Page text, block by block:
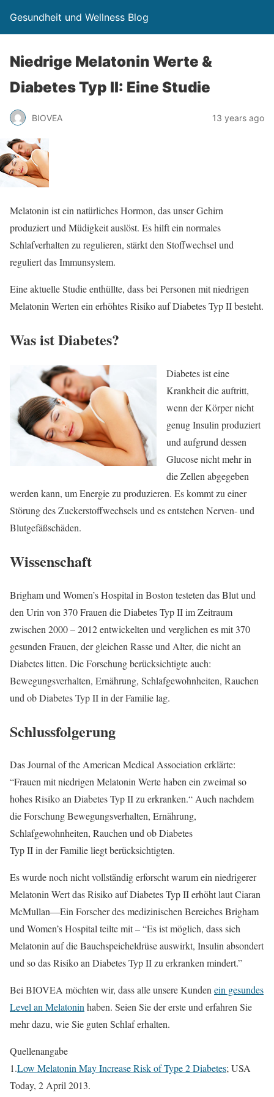
Gesundheit und Wellness Blog
Niedrige Melatonin Werte &
Diabetes Typ II: Eine Studie
BIOVEA 13 years ago
Melatonin ist ein natürliches Hormon, das unser Gehirn
produziert und Müdigkeit auslöst. Es hilft ein normales
Schlafverhalten zu regulieren, stärkt den Stoffwechsel und
reguliert das Immunsystem.
Eine aktuelle Studie enthüllte, dass bei Personen mit niedrigen
Melatonin Werten ein erhöhtes Risiko auf Diabetes Typ II besteht.
Was ist Diabetes?
Diabetes ist eine
Krankheit die auftritt,
wenn der Körper nicht
genug Insulin produziert
und aufgrund dessen
Glucose nicht mehr in
die Zellen abgegeben
werden kann, um Energie zu produzieren. Es kommt zu einer
Störung des Zuckerstoffwechsels und es entstehen Nerven- und
Blutgefäßschäden.
Wissenschaft
Brigham und Women’s Hospital in Boston testeten das Blut und
den Urin von 370 Frauen die Diabetes Typ II im Zeitraum
zwischen 2000 – 2012 entwickelten und verglichen es mit 370
gesunden Frauen, der gleichen Rasse und Alter, die nicht an
Diabetes litten. Die Forschung berücksichtigte auch:
Bewegungsverhalten, Ernährung, Schlafgewohnheiten, Rauchen
und ob Diabetes Typ II in der Familie lag.
Schlussfolgerung
Das Journal of the American Medical Association erklärte:
“Frauen mit niedrigen Melatonin Werte haben ein zweimal so
hohes Risiko an Diabetes Typ II zu erkranken.“ Auch nachdem
die Forschung Bewegungsverhalten, Ernährung,
Schlafgewohnheiten, Rauchen und ob Diabetes
Typ II in der Familie liegt berücksichtigten.
Es wurde noch nicht vollständig erforscht warum ein niedrigerer
Melatonin Wert das Risiko auf Diabetes Typ II erhöht laut Ciaran
McMullan—Ein Forscher des medizinischen Bereiches Brigham
und Women’s Hospital teilte mit – “Es ist möglich, dass sich
Melatonin auf die Bauchspeicheldrüse auswirkt, Insulin absondert
und so das Risiko an Diabetes Typ II zu erkranken mindert.”
Bei BIOVEA möchten wir, dass alle unsere Kundenein gesundes
Level an Melatoninhaben. Seien Sie der erste und erfahren Sie
mehr dazu, wie Sie guten Schlaf erhalten.
Quellenangabe
1.Low Melatonin May Increase Risk of Type 2 Diabetes; USA
Today, 2 April 2013.